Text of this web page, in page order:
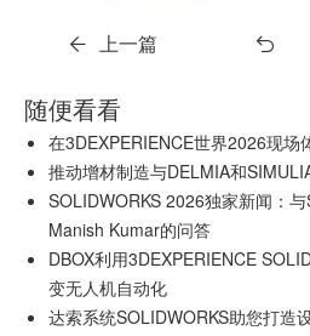
上一篇
随便看看
在3DEXPERIENCE世界2026现场
推动增材制造与DELMIA和
SOLIDWORKS 2026独家新闻：
Manish Kumar的问答
DBOX利用3DEXPERIENCE
变无人机自动化
达索系统SOLIDWORKS助您打造